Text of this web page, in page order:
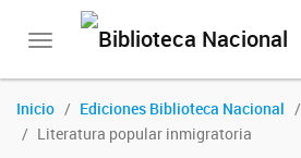
Toggle
Inicio Ediciones Biblioteca Nacional
Literatura popular inmigratoria